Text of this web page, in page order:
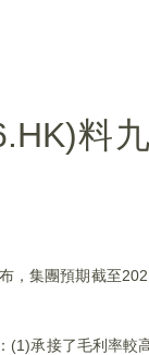
料
，集團預期截至
(1)承接了毛利率